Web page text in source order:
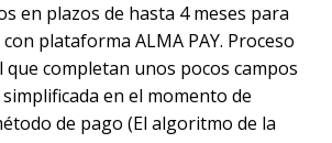
en plazos de hasta 4 meses para
plataforma ALMA PAY. Proceso
completan unos pocos campos
en el momento de
de pago (El algoritmo de la